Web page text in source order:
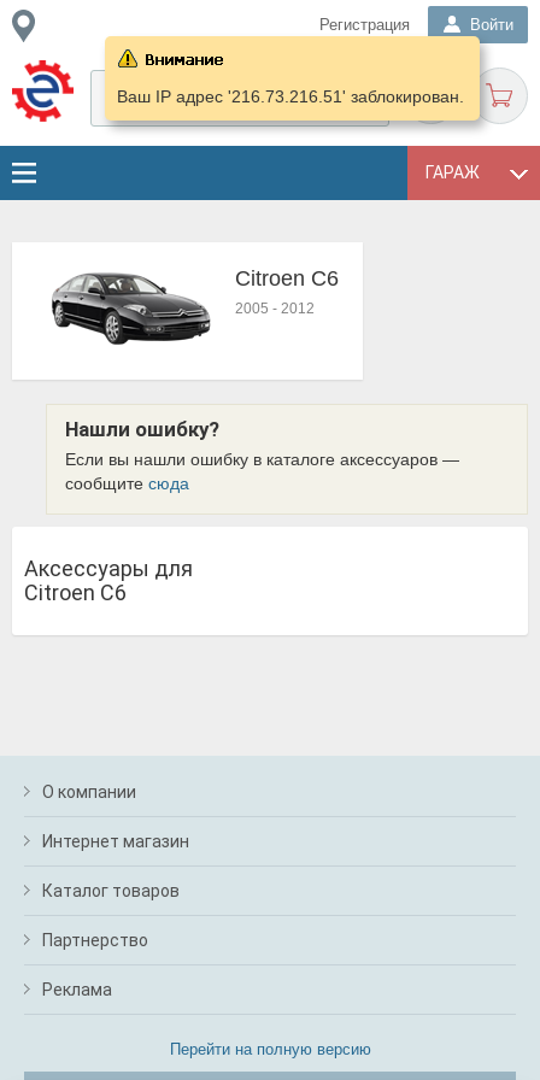
Регистрация Войти
ГАРАЖ
Ваш IP адрес '216.73.216.51' заблокирован.
Citroen C6
2005 - 2012
Нашли ошибку?
Если вы нашли ошибку в каталоге аксессуаров —
сообщите сюда
Аксессуары для
Citroen C6
О компании
Интернет магазин
Каталог товаров
Партнерство
Реклама
Перейти на полную версию